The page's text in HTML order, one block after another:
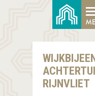
RIJNVLIET